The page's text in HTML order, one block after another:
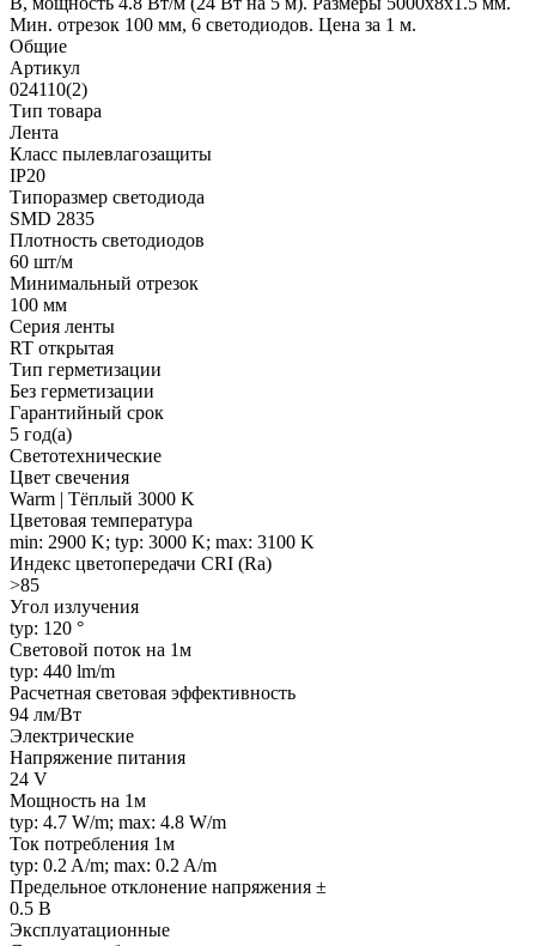
Мин. отрезок 100 мм, 6 светодиодов. Цена за 1 м.
Общие
Артикул
024110(2)
Тип товара
Лента
Класс пылевлагозащиты
IP20
Типоразмер светодиода
SMD 2835
Плотность светодиодов
60 шт/м
Минимальный отрезок
100 мм
Серия ленты
RT открытая
Тип герметизации
Без герметизации
Гарантийный срок
5 год(а)
Светотехнические
Цвет свечения
Warm | Тёплый 3000 K
Цветовая температура
min: 2900 K; typ: 3000 K; max: 3100 K
Индекс цветопередачи CRI (Ra)
>85
Угол излучения
typ: 120 °
Световой поток на 1м
typ: 440 lm/m
Расчетная световая эффективность
94 лм/Вт
Электрические
Напряжение питания
24 V
Мощность на 1м
typ: 4.7 W/m; max: 4.8 W/m
Ток потребления 1м
typ: 0.2 A/m; max: 0.2 A/m
Предельное отклонение напряжения ±
0.5 В
Эксплуатационные